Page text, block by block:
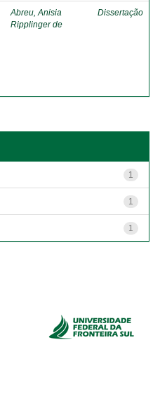
Abreu, Anisia
Ripplinger de
Dissertação
1
1
1